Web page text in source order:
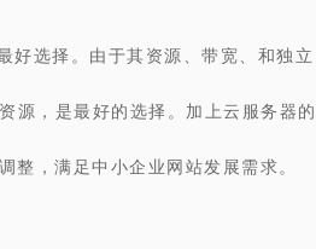
好选择。由于其资源、带宽、和独立
源，是最好的选择。加上云服务器的
整，满足中小企业网站发展需求。